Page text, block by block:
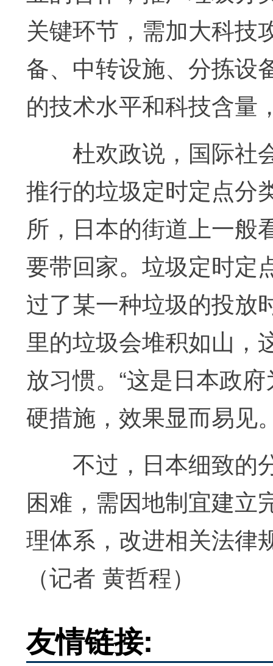
关键环节，需加大科技
备、中转设施、分拣设
的技术水平和科技含量
杜欢政说，国际社
推行的垃圾定时定点分
所，日本的街道上一般
要带回家。垃圾定时定
过了某一种垃圾的投放
里的垃圾会堆积如山，
放习惯。“这是日本政
硬措施，效果显而易见
不过，日本细致的
困难，需因地制宜建立
理体系，改进相关法律
（记者 黄哲程）
友情链接: